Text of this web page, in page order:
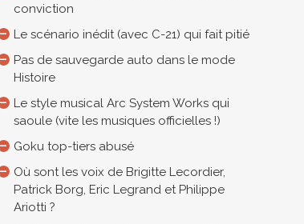
conviction
Le scénario inédit (avec C-21) qui fait pitié
Pas de sauvegarde auto dans le mode
Histoire
Le style musical Arc System Works qui
saoule (vite les musiques officielles !)
Goku top-tiers abusé
Où sont les voix de Brigitte Lecordier,
Patrick Borg, Eric Legrand et Philippe
Ariotti ?